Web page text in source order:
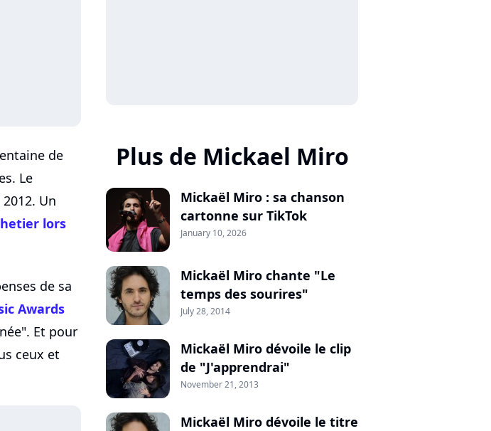
de
Le
Un
lors
de sa
Awards
Et pour
ceux et
Plus de Mickael Miro
Mickaël Miro : sa chanson
cartonne sur TikTok
January 10, 2026
Mickaël Miro chante "Le
temps des sourires"
July 28, 2014
Mickaël Miro dévoile le clip
de "J'apprendrai"
November 21, 2013
Mickaël Miro dévoile le titre